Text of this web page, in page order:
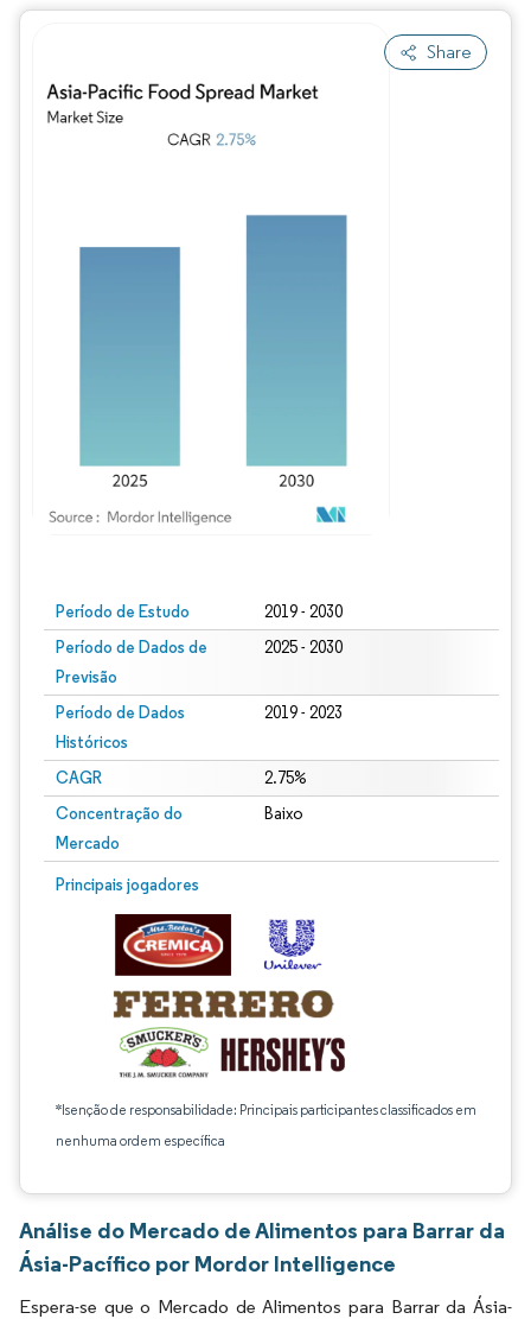
Share
Período de Estudo 2019 - 2030
Período de Dados de
Previsão
2025 - 2030
Período de Dados
Históricos
2019 - 2023
CAGR 2.75%
Concentração do
Mercado
Baixo
Principais jogadores
*Isenção de responsabilidade: Principais participantes classificados em
nenhuma ordem específica
Análise do Mercado de Alimentos para Barrar da
Ásia-Pacífico por Mordor Intelligence
Espera-se que o Mercado de Alimentos para Barrar da Ásia-